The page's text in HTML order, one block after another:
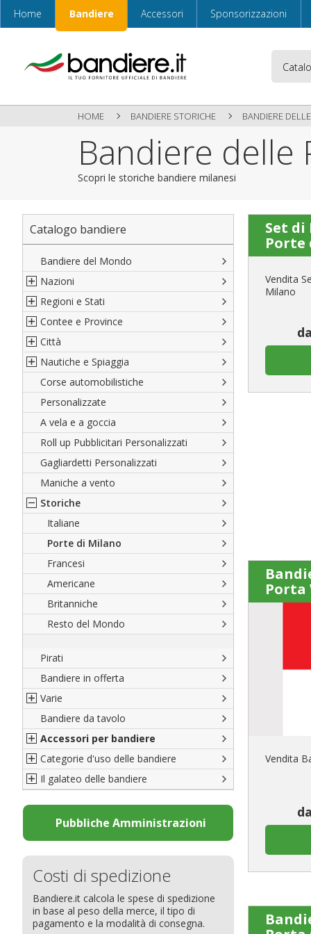
Home Bandiere Accessori Sponsorizzazioni
HOME BANDIERE STORICHE BANDIERE
Bandiere delle
Scopri le storiche bandiere milanesi
Catalogo bandiere
Bandiere del Mondo
Nazioni
Nord America
Sud America
Europa
Africa
Asia
Oceania
Regioni e Stati
Regioni italiane
Territori Italiani
Stati USA
Francesi
Spagnole
Austriache
Tedesche
Regioni varie
Contee e Province
Cantoni Svizzeri
Province Italiane
Province Spagnole
Francia d'oltremare
Territori britannici d'oltremare
Varie Province del Mondo
Città
Città Italiane
Città spagnole
Città francesi
Città del mondo
Nautiche e Spiaggia
Militari e Mercantili
Codice internazionale nautico
Gran Pavese
Da spiaggia
Di cortesia
Corse automobilistiche
Personalizzate
A vela e a goccia
Roll up Pubblicitari Personalizzati
Gagliardetti Personalizzati
Maniche a vento
Storiche
Italiane
Porte di Milano
Francesi
Americane
Britanniche
Resto del Mondo
Pirati
Bandiere in offerta
Varie
Bandiere del CICAP - Think Deep
Bandiere di Orgoglio Bresciano
Organizzazioni internazionali
Diplomatiche
Bandiere Pubblicitarie
Natale e altre festività
Bandiere etniche e religiose
Bandiere da tavolo
Accessori per bandiere
Accessori per bandiere
Accessori per bandiere da tavolo
Categorie d'uso delle bandiere
Bandiere segnavento
Bandiere per sbandieratori
Bandiere per barche
Bandiere per hotel
Bandiere per eventi
Bandiere per biciclette
Bandiere per autosaloni
Il galateo delle bandiere
La bandiera
Come disporre le bandiere
Dimensioni delle bandiere
Come piegare il tricolore
Pubbliche Amministrazioni
Costi di spedizione
Bandiere.it calcola le spese di spedizione
in base al peso della merce, il tipo di
pagamento e la modalità di consegna.
Set di
Porte
Vendita
Milano
Porta
Vendita